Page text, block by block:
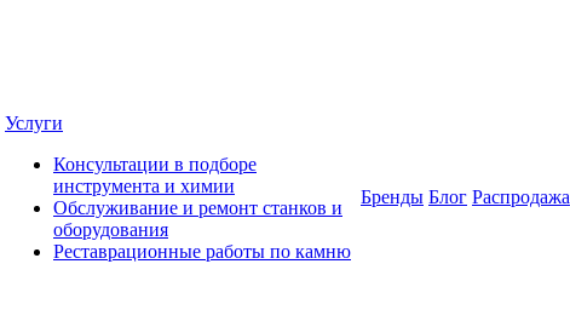
Услуги
Консультации в подборе
инструмента и химии
Обслуживание и ремонт станков и
оборудования
Реставрационные работы по камню
Бренды Блог Распродажа